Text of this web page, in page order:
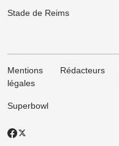
Stade de Reims
Mentions
légales
Rédacteurs
Superbowl